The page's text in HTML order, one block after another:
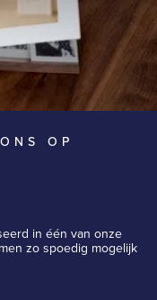
OP
in één van onze
zo spoedig mogelijk